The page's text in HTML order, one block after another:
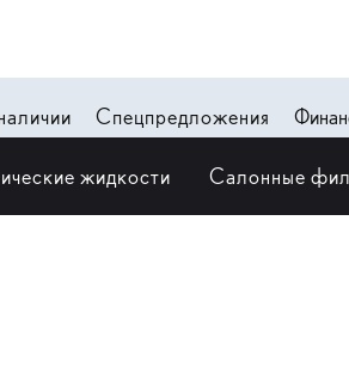
Спецпредложения
жидкости Салонные